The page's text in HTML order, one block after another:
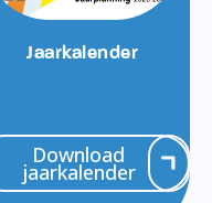
Jaarkalender
Download
jaarkalender